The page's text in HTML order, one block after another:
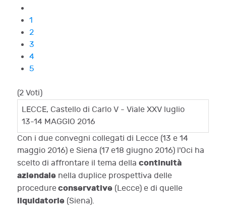
1
2
3
4
5
(2 Voti)
LECCE, Castello di Carlo V - Viale XXV luglio
13-14 MAGGIO 2016
Con i due convegni collegati di Lecce (13 e 14
maggio 2016) e Siena (17 e18 giugno 2016) l'Oci ha
scelto di affrontare il tema della continuità
aziendale nella duplice prospettiva delle
procedureconservative (Lecce) e di quelle
liquidatorie (Siena).